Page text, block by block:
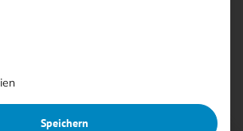
von Klaus Gheri
der Service-Gruppen, für die eine
Speichern